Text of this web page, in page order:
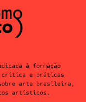
à formação
crítica e práticas
sobre arte brasileira,
artísticos.